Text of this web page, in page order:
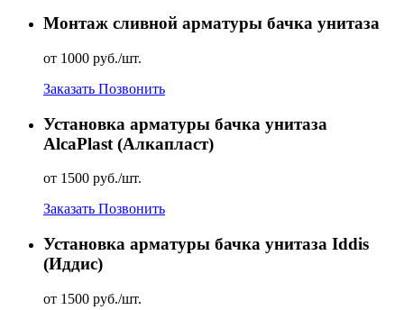
Монтаж сливной арматуры бачка унитаза
от 1000 руб./шт.
Заказать Позвонить
Установка арматуры бачка унитаза
AlcaPlast (Алкапласт)
от 1500 руб./шт.
Заказать Позвонить
Установка арматуры бачка унитаза Iddis
(Иддис)
от 1500 руб./шт.